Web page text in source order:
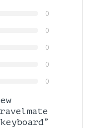
0
0
0
0
0